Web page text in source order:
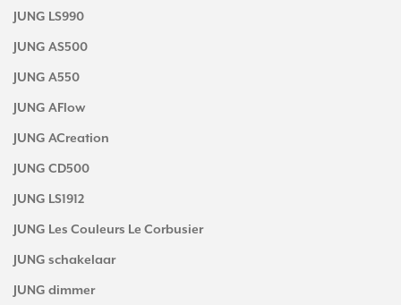
JUNG LS990
JUNG AS500
JUNG A550
JUNG AFlow
JUNG ACreation
JUNG CD500
JUNG LS1912
JUNG Les Couleurs Le Corbusier
JUNG schakelaar
JUNG dimmer